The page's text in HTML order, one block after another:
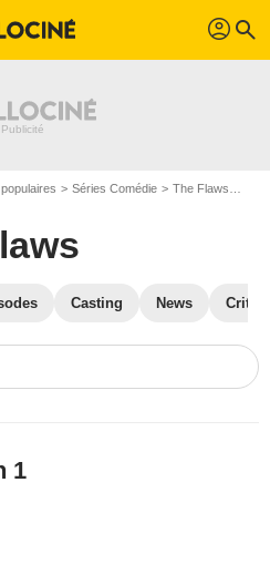
profil search
Séries Comédie The Flaws
Casting News
1